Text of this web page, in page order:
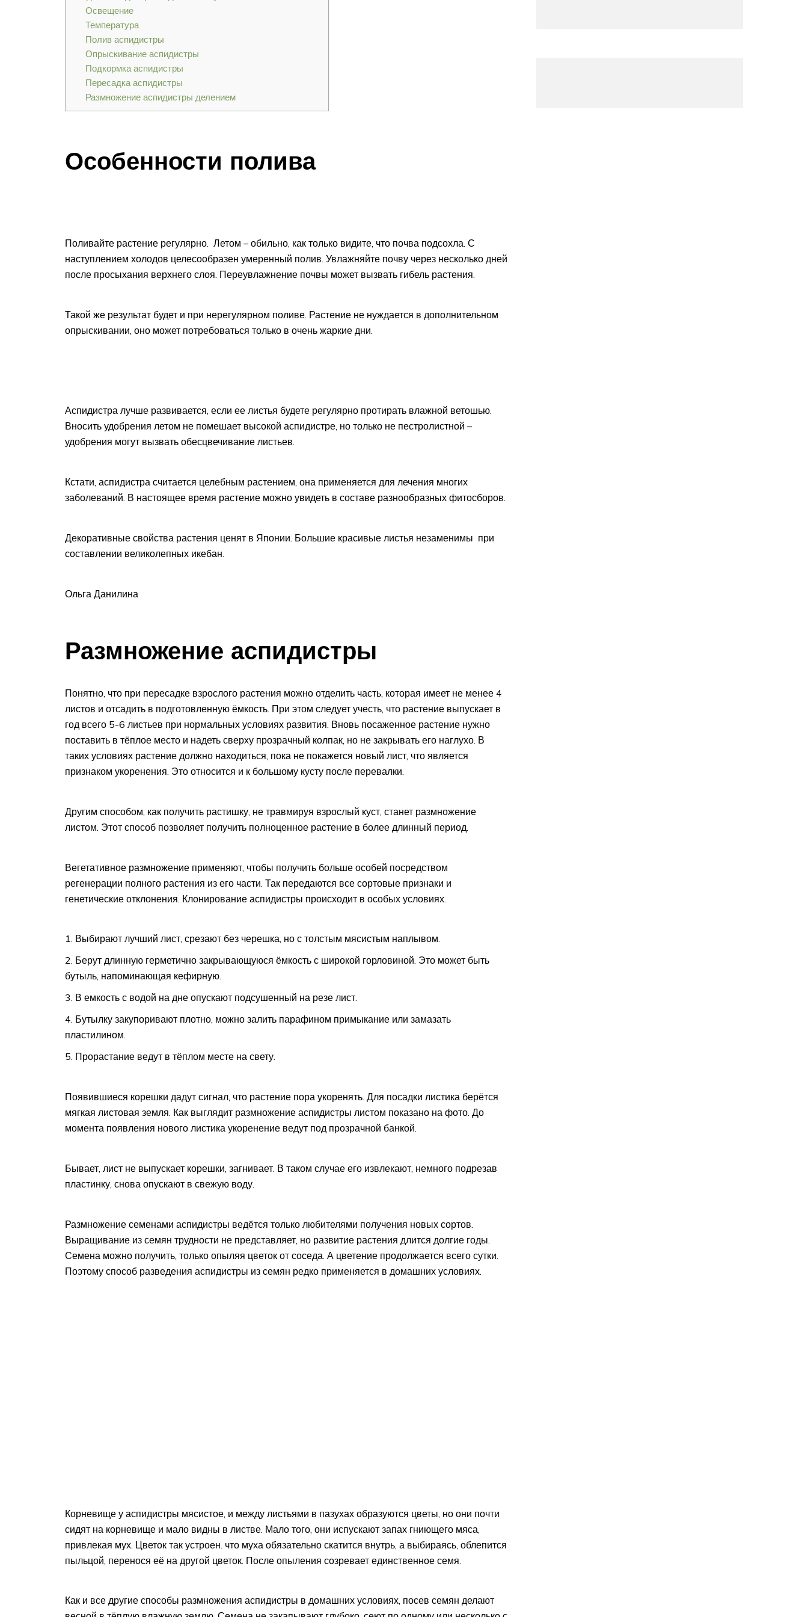
Освещение
Температура
Полив аспидистры
Опрыскивание аспидистры
Подкормка аспидистры
Пересадка аспидистры
Размножение аспидистры делением
Особенности полива
Поливайте растение регулярно. Летом – обильно, как только видите, что почва подсохла. С
наступлением холодов целесообразен умеренный полив. Увлажняйте почву через несколько дней
после просыхания верхнего слоя. Переувлажнение почвы может вызвать гибель растения.
Такой же результат будет и при нерегулярном поливе. Растение не нуждается в дополнительном
опрыскивании, оно может потребоваться только в очень жаркие дни.
Аспидистра лучше развивается, если ее листья будете регулярно протирать влажной ветошью.
Вносить удобрения летом не помешает высокой аспидистре, но только не пестролистной –
удобрения могут вызвать обесцвечивание листьев.
Кстати, аспидистра считается целебным растением, она применяется для лечения многих
заболеваний. В настоящее время растение можно увидеть в составе разнообразных фитосборов.
Декоративные свойства растения ценят в Японии. Большие красивые листья незаменимы при
составлении великолепных икебан.
Ольга Данилина
Размножение аспидистры
Понятно, что при пересадке взрослого растения можно отделить часть, которая имеет не менее 4
листов и отсадить в подготовленную ёмкость. При этом следует учесть, что растение выпускает в
год всего 5-6 листьев при нормальных условиях развития. Вновь посаженное растение нужно
поставить в тёплое место и надеть сверху прозрачный колпак, но не закрывать его наглухо. В
таких условиях растение должно находиться, пока не покажется новый лист, что является
признаком укоренения. Это относится и к большому кусту после перевалки.
Другим способом, как получить растишку, не травмируя взрослый куст, станет размножение
листом. Этот способ позволяет получить полноценное растение в более длинный период.
Вегетативное размножение применяют, чтобы получить больше особей посредством
регенерации полного растения из его части. Так передаются все сортовые признаки и
генетические отклонения. Клонирование аспидистры происходит в особых условиях.
Выбирают лучший лист, срезают без черешка, но с толстым мясистым наплывом.
Берут длинную герметично закрывающуюся ёмкость с широкой горловиной. Это может быть
бутыль, напоминающая кефирную.
В емкость с водой на дне опускают подсушенный на резе лист.
Бутылку закупоривают плотно, можно залить парафином примыкание или замазать
пластилином.
Прорастание ведут в тёплом месте на свету.
Появившиеся корешки дадут сигнал, что растение пора укоренять. Для посадки листика берётся
мягкая листовая земля. Как выглядит размножение аспидистры листом показано на фото. До
момента появления нового листика укоренение ведут под прозрачной банкой.
Бывает, лист не выпускает корешки, загнивает. В таком случае его извлекают, немного подрезав
пластинку, снова опускают в свежую воду.
Размножение семенами аспидистры ведётся только любителями получения новых сортов.
Выращивание из семян трудности не представляет, но развитие растения длится долгие годы.
Семена можно получить, только опыляя цветок от соседа. А цветение продолжается всего сутки.
Поэтому способ разведения аспидистры из семян редко применяется в домашних условиях.
Корневище у аспидистры мясистое, и между листьями в пазухах образуются цветы, но они почти
сидят на корневище и мало видны в листве. Мало того, они испускают запах гниющего мяса,
привлекая мух. Цветок так устроен. что муха обязательно скатится внутрь, а выбираясь, облепится
пыльцой, перенося её на другой цветок. После опыления созревает единственное семя.
Как и все другие способы размножения аспидистры в домашних условиях, посев семян делают